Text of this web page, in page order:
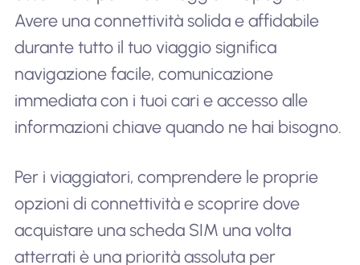
Avere una connettività solida e affidabile
durante tutto il tuo viaggio significa
navigazione facile, comunicazione
immediata con i tuoi cari e accesso alle
informazioni chiave quando ne hai bisogno.
Per i viaggiatori, comprendere le proprie
opzioni di connettività e scoprire dove
acquistare una scheda SIM una volta
atterrati è una priorità assoluta per